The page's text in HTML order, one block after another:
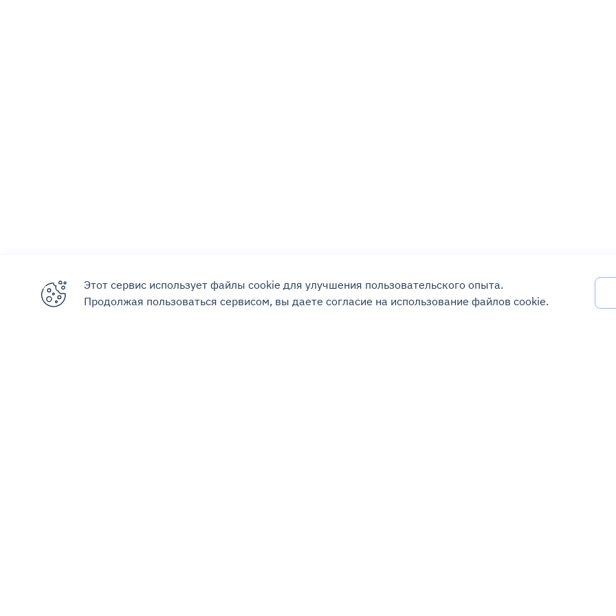
Этот сервис использует файлы cookie для улучшения пользовательского опыта.
Продолжая пользоваться сервисом, вы даете согласие на использование файлов cookie.